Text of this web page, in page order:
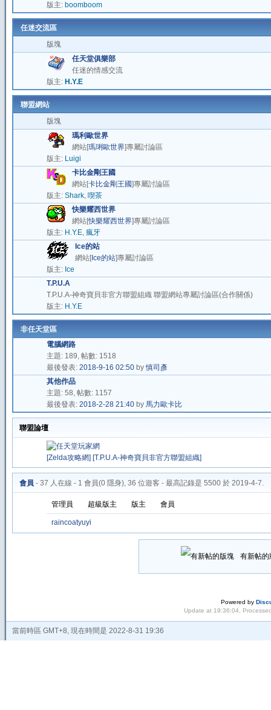
版主: boomboom
任迷交流區
版塊
任天堂俱樂部
任迷的情感交流
版主: H.Y.E
聯盟網站
版塊
瑪利歐世界
網站[瑪琍歐世界]專屬討論區
版主: Luigi
卡比金剛王國
網站[卡比金剛王國]專屬討論區
版主: Shark, 喫茶
快樂耀西世界
網站[快樂耀西世界]專屬討論區
版主: H.Y.E, 瘋牙
Ice的站
網站[Ice的站]專屬討論區
版主: Ice
T.P.U.A
T.P.U.A-神奇寶貝非官方聯盟組織 聯盟網站專屬討論區(合作關係)
版主: H.Y.E
非任天堂區
電腦網路
主題: 189, 帖數: 1518
最後發表: 2018-9-16 02:50 by慎司彥
其他作品
主題: 58, 帖數: 1157
最後發表: 2018-2-28 21:40 by 馬力歐卡比
聯盟論壇
[Zelda攻略網] [T.P.U.A-神奇寶貝非官方聯盟組織]
會員 - 37 人在線 - 1 會員(0 隱身), 36 位遊客 - 最高記錄是 5500 於 2019-4-7.
管理員 超級版主 版主 會員
raincoatyuyi
有新帖的
Powered by
Update at 19:36:04,
當前時區 GMT+8, 現在時間是 2022-8-31 19:36